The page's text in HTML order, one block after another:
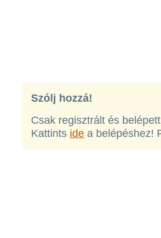
Szólj hozzá!
Csak regisztrált és
Kattints ide a belépéshez!